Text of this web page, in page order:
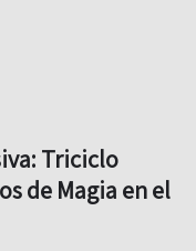
Triciclo
de Magia en el